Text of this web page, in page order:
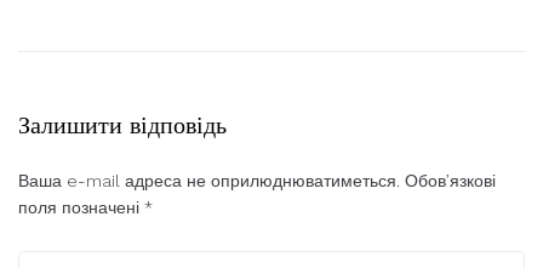
Залишити відповідь
Ваша e-mail адреса не оприлюднюватиметься. Обов’язкові
поля позначені *